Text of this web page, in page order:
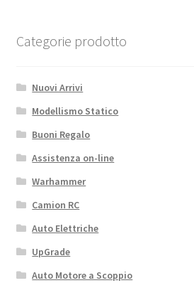
Categorie prodotto
Nuovi Arrivi
Modellismo Statico
Buoni Regalo
Assistenza on-line
Warhammer
Camion RC
Auto Elettriche
UpGrade
Auto Motore a Scoppio